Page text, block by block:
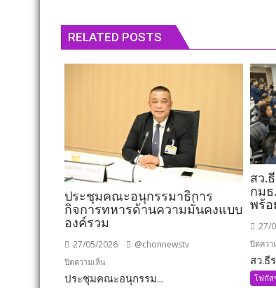
RELATED POSTS
ประชุมคณะอนุกรรมาธิการ
กิจการทหารด้านความมั่นคงแบบ
องค์รวม
27/05/2026 @chonnewstv
ปิดความเห็น
ประชุม
ประชุมคณะอนุกรรม...
สว.
กม
พร้
27/
ปิดควา
สว.ธี
โฟกัส